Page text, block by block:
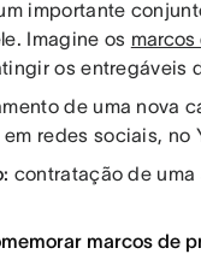
importante
Imagine os
os entregáveis
de uma nova
redes sociais, no
contratação de
marcos de